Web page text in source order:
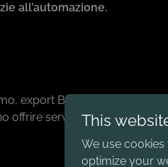
all’automazione.
export B2B
offrire servizi avanzati in
This
We use
optimize your